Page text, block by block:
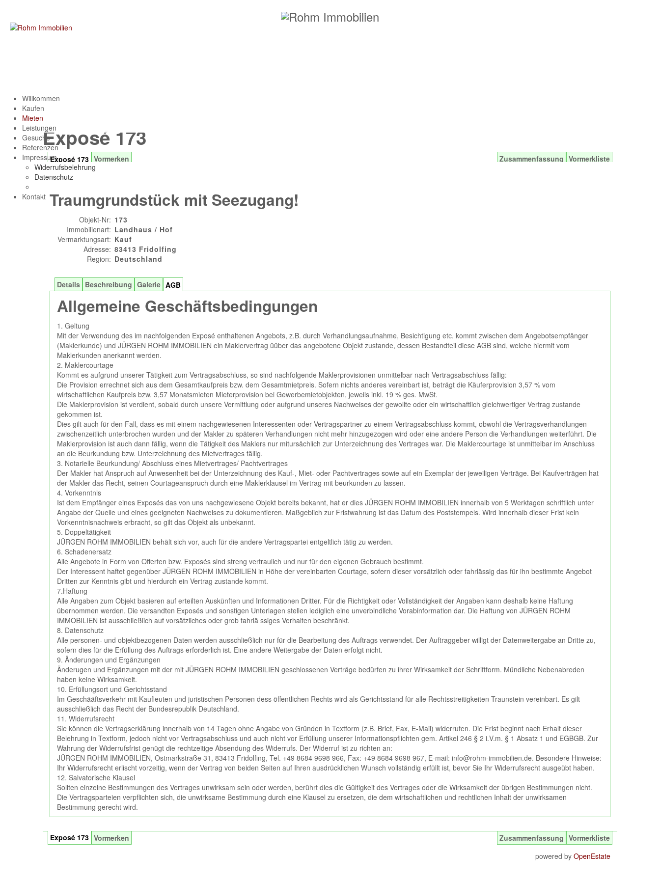
Willkommen
Kaufen
Mieten
Leistungen
Gesuche
Referenzen
Impressum
Widerrufsbelehrung
Datenschutz
Kontakt
Exposé 173
Exposé 173 Vormerken Vormerkliste
Zusammenfassung
*** V E R K A U F T *** Alleinlage mit vielfältigen Gestaltungsmöglichkeiten -
Traumgrundstück mit Seezugang!
Objekt-Nr: 173
Immobilienart: Landhaus / Hof
Vermarktungsart: Kauf
Adresse: 83413 Fridolfing
Region: Deutschland
Details Beschreibung Galerie AGB
Allgemeine Geschäftsbedingungen
1. Geltung
Mit der Verwendung des im nachfolgenden Exposé enthaltenen Angebots, z.B. durch Verhandlungsaufnahme, Besichtigung etc. kommt zwischen dem Angebotsempfänger
(Maklerkunde) und JÜRGEN ROHM IMMOBILIEN ein Maklervertrag üüber das angebotene Objekt zustande, dessen Bestandteil diese AGB sind, welche hiermit vom
Maklerkunden anerkannt werden.
2. Maklercourtage
Kommt es aufgrund unserer Tätigkeit zum Vertragsabschluss, so sind nachfolgende Maklerprovisionen unmittelbar nach Vertragsabschluss fällig:
Die Provision errechnet sich aus dem Gesamtkaufpreis bzw. dem Gesamtmietpreis. Sofern nichts anderes vereinbart ist, beträgt die Käuferprovision 3,57 % vom
wirtschaftlichen Kaufpreis bzw. 3,57 Monatsmieten Mieterprovision bei Gewerbemietobjekten, jeweils inkl. 19 % ges. MwSt.
Die Maklerprovision ist verdient, sobald durch unsere Vermittlung oder aufgrund unseres Nachweises der gewollte oder ein wirtschaftlich gleichwertiger Vertrag zustande
gekommen ist.
Dies gilt auch für den Fall, dass es mit einem nachgewiesenen Interessenten oder Vertragspartner zu einem Vertragsabschluss kommt, obwohl die Vertragsverhandlungen
zwischenzeitlich unterbrochen wurden und der Makler zu späteren Verhandlungen nicht mehr hinzugezogen wird oder eine andere Person die Verhandlungen weiterführt. Die
Maklerprovision ist auch dann fällig, wenn die Tätigkeit des Maklers nur mitursächlich zur Unterzeichnung des Vertrages war. Die Maklercourtage ist unmittelbar im Anschluss
an die Beurkundung bzw. Unterzeichnung des Mietvertrages fällig.
3. Notarielle Beurkundung/ Abschluss eines Mietvertrages/ Pachtvertrages
Der Makler hat Anspruch auf Anwesenheit bei der Unterzeichnung des Kauf-, Miet- oder Pachtvertrages sowie auf ein Exemplar der jeweiligen Verträge. Bei Kaufverträgen hat
der Makler das Recht, seinen Courtageanspruch durch eine Maklerklausel im Vertrag mit beurkunden zu lassen.
4. Vorkenntnis
Ist dem Empfänger eines Exposés das von uns nachgewiesene Objekt bereits bekannt, hat er dies JÜRGEN ROHM IMMOBILIEN innerhalb von 5 Werktagen schriftlich unter
Angabe der Quelle und eines geeigneten Nachweises zu dokumentieren. Maßgeblich zur Fristwahrung ist das Datum des Poststempels. Wird innerhalb dieser Frist kein
Vorkenntnisnachweis erbracht, so gilt das Objekt als unbekannt.
5. Doppeltätigkeit
JÜRGEN ROHM IMMOBILIEN behält sich vor, auch für die andere Vertragspartei entgeltlich tätig zu werden.
6. Schadenersatz
Alle Angebote in Form von Offerten bzw. Exposés sind streng vertraulich und nur für den eigenen Gebrauch bestimmt.
Der Interessent haftet gegenüber JÜRGEN ROHM IMMOBILIEN in Höhe der vereinbarten Courtage, sofern dieser vorsätzlich oder fahrlässig das für ihn bestimmte Angebot
Dritten zur Kenntnis gibt und hierdurch ein Vertrag zustande kommt.
7.Haftung
Alle Angaben zum Objekt basieren auf erteilten Auskünften und Informationen Dritter. Für die Richtigkeit oder Vollständigkeit der Angaben kann deshalb keine Haftung
übernommen werden. Die versandten Exposés und sonstigen Unterlagen stellen lediglich eine unverbindliche Vorabinformation dar. Die Haftung von JÜRGEN ROHM
IMMOBILIEN ist ausschließlich auf vorsätzliches oder grob fahrlä ssiges Verhalten beschränkt.
8. Datenschutz
Alle personen- und objektbezogenen Daten werden ausschließlich nur für die Bearbeitung des Auftrags verwendet. Der Auftraggeber willigt der Datenweitergabe an Dritte zu,
sofern dies für die Erfüllung des Auftrags erforderlich ist. Eine andere Weitergabe der Daten erfolgt nicht.
9. Änderungen und Ergänzungen
Änderugen und Ergänzungen mit der mit JÜRGEN ROHM IMMOBILIEN geschlossenen Verträge bedürfen zu ihrer Wirksamkeit der Schriftform. Mündliche Nebenabreden
haben keine Wirksamkeit.
10. Erfüllungsort und Gerichtsstand
Im Geschääftsverkehr mit Kaufleuten und juristischen Personen dess öffentlichen Rechts wird als Gerichtsstand für alle Rechtsstreitigkeiten Traunstein vereinbart. Es gilt
ausschließlich das Recht der Bundesrepublik Deutschland.
11. Widerrufsrecht
Sie können die Vertragserklärung innerhalb von 14 Tagen ohne Angabe von Gründen in Textform (z.B. Brief, Fax, E-Mail) widerrufen. Die Frist beginnt nach Erhalt dieser
Belehrung in Textform, jedoch nicht vor Vertragsabschluss und auch nicht vor Erfüllung unserer Informationspflichten gem. Artikel 246 § 2 i.V.m. § 1 Absatz 1 und EGBGB. Zur
Wahrung der Widerrufsfrist genügt die rechtzeitige Absendung des Widerrufs. Der Widerruf ist zu richten an:
JÜRGEN ROHM IMMOBILIEN, Ostmarkstraße 31, 83413 Fridolfing, Tel. +49 8684 9698 966, Fax: +49 8684 9698 967, E-mail: info@rohm-immobilien.de. Besondere Hinweise:
Ihr Widerrufsrecht erlischt vorzeitig, wenn der Vertrag von beiden Seiten auf Ihren ausdrücklichen Wunsch vollständig erfüllt ist, bevor Sie Ihr Widerrufsrecht ausgeübt haben.
12. Salvatorische Klausel
Sollten einzelne Bestimmungen des Vertrages unwirksam sein oder werden, berührt dies die Gültigkeit des Vertrages oder die Wirksamkeit der übrigen Bestimmungen nicht.
Die Vertragsparteien verpflichten sich, die unwirksame Bestimmung durch eine Klausel zu ersetzen, die dem wirtschaftlichen und rechtlichen Inhalt der unwirksamen
Bestimmung gerecht wird.
Exposé 173 Vormerken Vormerkliste
Zusammenfassung
powered by OpenEstate